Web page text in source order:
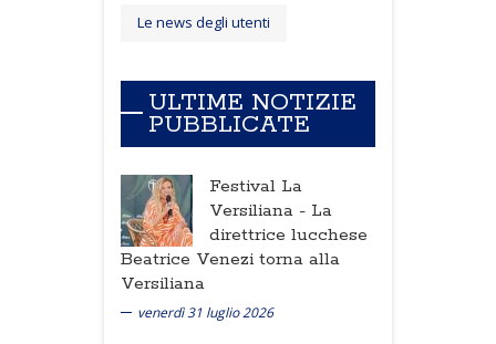
Le news degli utenti
ULTIME NOTIZIE
PUBBLICATE
Festival La
Versiliana - La
direttrice lucchese
Beatrice Venezi torna alla
Versiliana
venerdì 31 luglio 2026